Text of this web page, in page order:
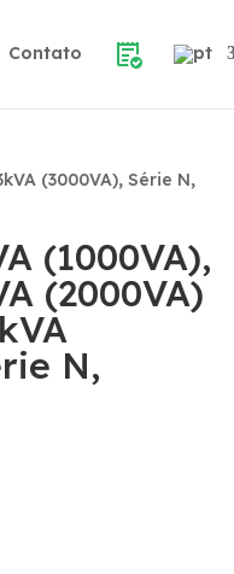
Contato
(3000VA), Série N,
(1000VA),
(2000VA)
N,